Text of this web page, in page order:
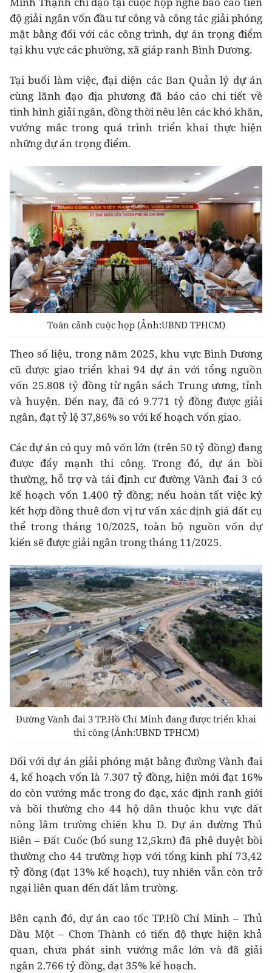
độ giải ngân vốn đầu tư công và công tác giải phóng
mặt bằng đối với các công trình, dự án trọng điểm
tại khu vực các phường, xã giáp ranh Bình Dương.
Tại buổi làm việc, đại diện các Ban Quản lý dự án
cùng lãnh đạo địa phương đã báo cáo chi tiết về
tình hình giải ngân, đồng thời nêu lên các khó khăn,
vướng mắc trong quá trình triển khai thực hiện
những dự án trọng điểm.
Toàn cảnh cuộc họp (Ảnh:UBND TPHCM)
Theo số liệu, trong năm 2025, khu vực Bình Dương
cũ được giao triển khai 94 dự án với tổng nguồn
vốn 25.808 tỷ đồng từ ngân sách Trung ương, tỉnh
và huyện. Đến nay, đã có 9.771 tỷ đồng được giải
ngân, đạt tỷ lệ 37,86% so với kế hoạch vốn giao.
Các dự án có quy mô vốn lớn (trên 50 tỷ đồng) đang
được đẩy mạnh thi công. Trong đó, dự án bồi
thường, hỗ trợ và tái định cư đường Vành đai 3 có
kế hoạch vốn 1.400 tỷ đồng; nếu hoàn tất việc ký
kết hợp đồng thuê đơn vị tư vấn xác định giá đất cụ
thể trong tháng 10/2025, toàn bộ nguồn vốn dự
kiến sẽ được giải ngân trong tháng 11/2025.
Đường Vành đai 3 TP.Hồ Chí Minh đang được triển khai
thi công (Ảnh:UBND TPHCM)
Đối với dự án giải phóng mặt bằng đường Vành đai
4, kế hoạch vốn là 7.307 tỷ đồng, hiện mới đạt 16%
do còn vướng mắc trong đo đạc, xác định ranh giới
và bồi thường cho 44 hộ dân thuộc khu vực đất
nông lâm trường chiến khu D. Dự án đường Thủ
Biên – Đất Cuốc (bổ sung 12,5km) đã phê duyệt bồi
thường cho 44 trường hợp với tổng kinh phí 73,42
tỷ đồng (đạt 13% kế hoạch), tuy nhiên vẫn còn trở
ngại liên quan đến đất lâm trường.
Bên cạnh đó, dự án cao tốc TP.Hồ Chí Minh – Thủ
Dầu Một – Chơn Thành có tiến độ thực hiện khả
quan, chưa phát sinh vướng mắc lớn và đã giải
ngân 2.766 tỷ đồng, đạt 35% kế hoạch.